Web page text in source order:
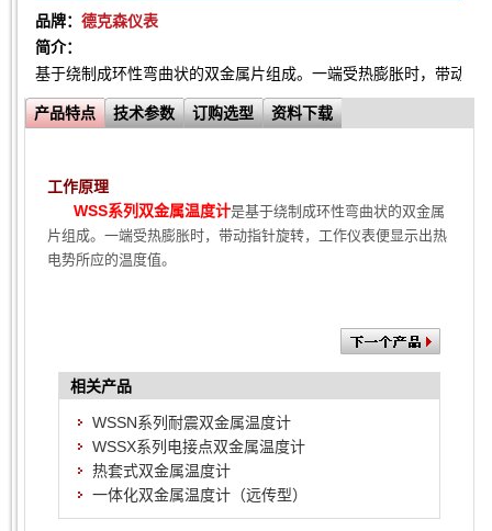
品牌： 德克森仪表
简介：
基于绕制成环性弯曲状的双金属片组成。一端受热膨胀时，带动指
产品特点 技术参数 订购选型 资料下载
工作原理
WSS系列双金属温度计是基于绕制成环性弯曲状的双金属
片组成。一端受热膨胀时，带动指针旋转，工作仪表便显示出热
电势所应的温度值。
相关产品
WSSN系列耐震双金属温度计
WSSX系列电接点双金属温度计
热套式双金属温度计
一体化双金属温度计（远传型）